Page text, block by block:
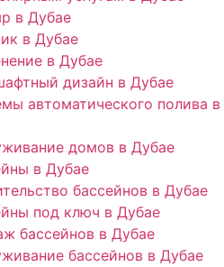
в Дубае
в Дубае
в Дубае
дизайн в Дубае
автоматического полива в
домов в Дубае
в Дубае
бассейнов в Дубае
под ключ в Дубае
бассейнов в Дубае
бассейнов в Дубае